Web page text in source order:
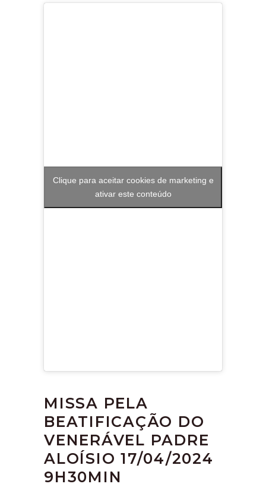
Clique para aceitar cookies de marketing e
ativar este conteúdo
MISSA PELA
BEATIFICAÇÃO DO
VENERÁVEL PADRE
ALOÍSIO 17/04/2024
9H30MIN